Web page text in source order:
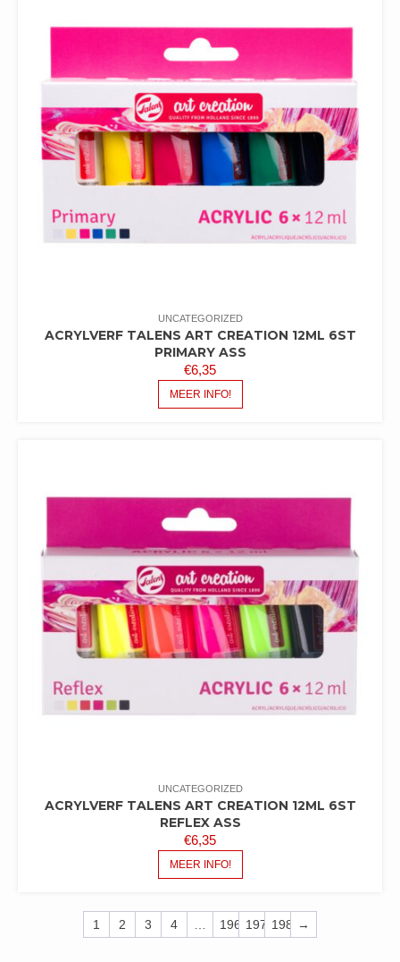
UNCATEGORIZED
ACRYLVERF TALENS ART CREATION 12ML 6ST
PRIMARY ASS
€6,35
MEER INFO!
UNCATEGORIZED
ACRYLVERF TALENS ART CREATION 12ML 6ST
REFLEX ASS
€6,35
MEER INFO!
1 2 3 4 … 196 197 198 →